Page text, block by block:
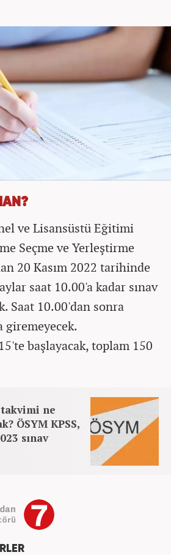
ve Lisansüstü Eğitimi
Seçme ve Yerleştirme
20 Kasım 2022 tarihinde
saat 10.00'a kadar sınav
Saat 10.00'dan sonra
giremeyecek.
başlayacak, toplam 150
takvimi ne
ÖSYM KPSS,
sınav